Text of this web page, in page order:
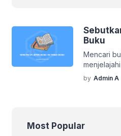
Buku
Mencari
banyak
di rak-rak
buku yang
by Admin A
Most Popular